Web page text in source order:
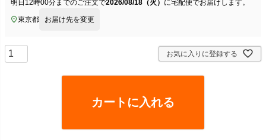
明日 12時00分までのご注文で2026/08/18（火） に宅配便でお届けします。
東京都 お届け先を変更
お気に入りに登録する
カートに入れる